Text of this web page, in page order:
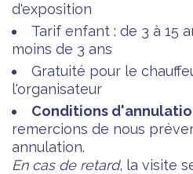
d'exposition
Tarif enfant : de 3 à 15
moins de 3 ans
Gratuité pour le
l'organisateur
Conditions
remercions de nous
annulation.
En cas de retard, la visite